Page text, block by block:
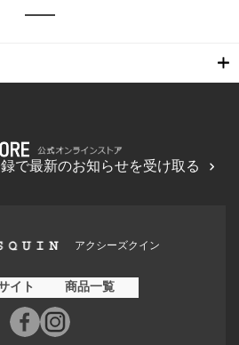
で最新のお知らせを受け取る
アクシーズクイン
イト 商品一覧